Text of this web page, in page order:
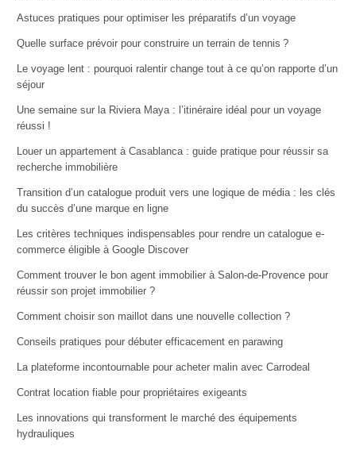
Astuces pratiques pour optimiser les préparatifs d’un voyage
Quelle surface prévoir pour construire un terrain de tennis ?
Le voyage lent : pourquoi ralentir change tout à ce qu’on rapporte d’un
séjour
Une semaine sur la Riviera Maya : l’itinéraire idéal pour un voyage
réussi !
Louer un appartement à Casablanca : guide pratique pour réussir sa
recherche immobilière
Transition d’un catalogue produit vers une logique de média : les clés
du succès d’une marque en ligne
Les critères techniques indispensables pour rendre un catalogue e-
commerce éligible à Google Discover
Comment trouver le bon agent immobilier à Salon-de-Provence pour
réussir son projet immobilier ?
Comment choisir son maillot dans une nouvelle collection ?
Conseils pratiques pour débuter efficacement en parawing
La plateforme incontournable pour acheter malin avec Carrodeal
Contrat location fiable pour propriétaires exigeants
Les innovations qui transforment le marché des équipements
hydrauliques